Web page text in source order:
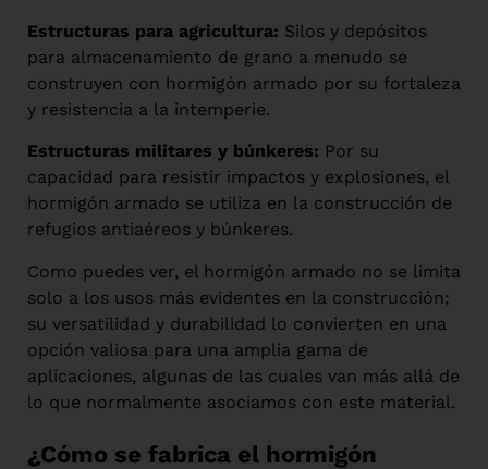
Estructuras para agricultura: Silos y depósitos
para almacenamiento de grano a menudo se
construyen con hormigón armado por su fortaleza
y resistencia a la intemperie.
Estructuras militares y búnkeres: Por su
capacidad para resistir impactos y explosiones, el
hormigón armado se utiliza en la construcción de
refugios antiaéreos y búnkeres.
Como puedes ver, el hormigón armado no se limita
solo a los usos más evidentes en la construcción;
su versatilidad y durabilidad lo convierten en una
opción valiosa para una amplia gama de
aplicaciones, algunas de las cuales van más allá de
lo que normalmente asociamos con este material.
¿Cómo se fabrica el hormigón